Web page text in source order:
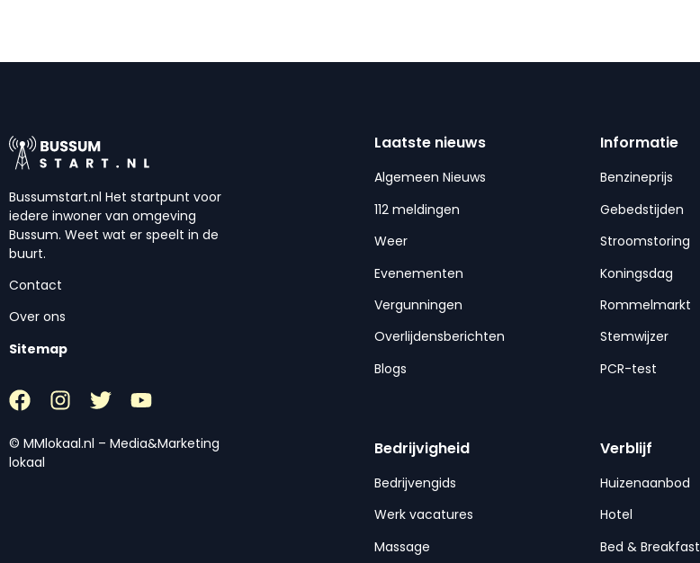
Bussumstart.nl Het startpunt voor
iedere inwoner van omgeving
Bussum. Weet wat er speelt in de
buurt.
Contact
Over ons
Sitemap
© MMlokaal.nl – Media&Marketing
lokaal
Laatste nieuws
Algemeen Nieuws
112 meldingen
Weer
Evenementen
Vergunningen
Overlijdensberichten
Blogs
Informatie
Benzineprijs
Gebedstijden
Stroomstoring
Koningsdag
Rommelmarkt
Stemwijzer
PCR-test
Bedrijvigheid
Bedrijvengids
Werk vacatures
Massage
Verblijf
Huizenaanbod
Hotel
Bed & Breakfast